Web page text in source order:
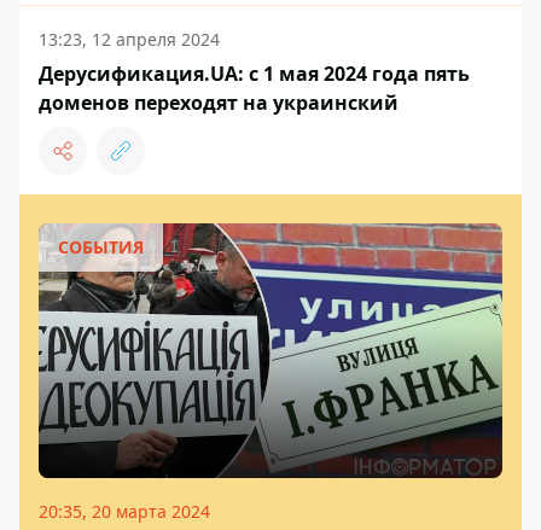
13:23, 12 апреля 2024
Дерусификация.UA: с 1 мая 2024 года пять
доменов переходят на украинский
СОБЫТИЯ
20:35, 20 марта 2024